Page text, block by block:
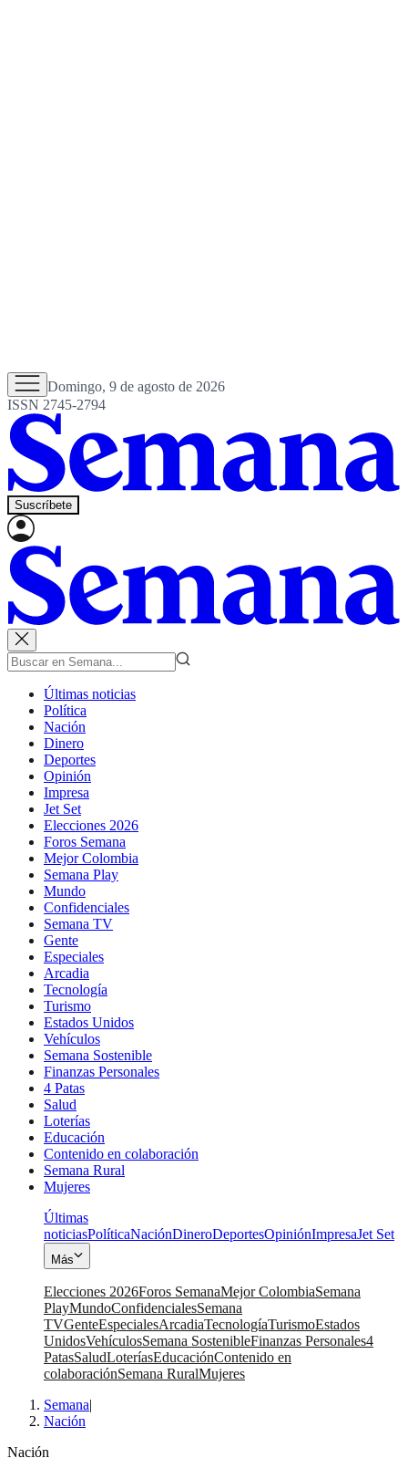
Domingo, 9 de agosto de 2026
ISSN 2745-2794
Suscríbete
Últimas noticias
Política
Nación
Dinero
Deportes
Opinión
Impresa
Jet Set
Elecciones 2026
Foros Semana
Mejor Colombia
Semana Play
Mundo
Confidenciales
Semana TV
Gente
Especiales
Arcadia
Tecnología
Turismo
Estados Unidos
Vehículos
Semana Sostenible
Finanzas Personales
4 Patas
Salud
Loterías
Educación
Contenido en colaboración
Semana Rural
Mujeres
Últimas
noticiasPolíticaNaciónDineroDeportesOpiniónImpresaJet Set
Más
Elecciones 2026Foros SemanaMejor ColombiaSemana
PlayMundoConfidencialesSemana
TVGenteEspecialesArcadiaTecnologíaTurismoEstados
UnidosVehículosSemana SostenibleFinanzas Personales4
PatasSaludLoteríasEducaciónContenido en
colaboraciónSemana RuralMujeres
Semana|
Nación
Nación